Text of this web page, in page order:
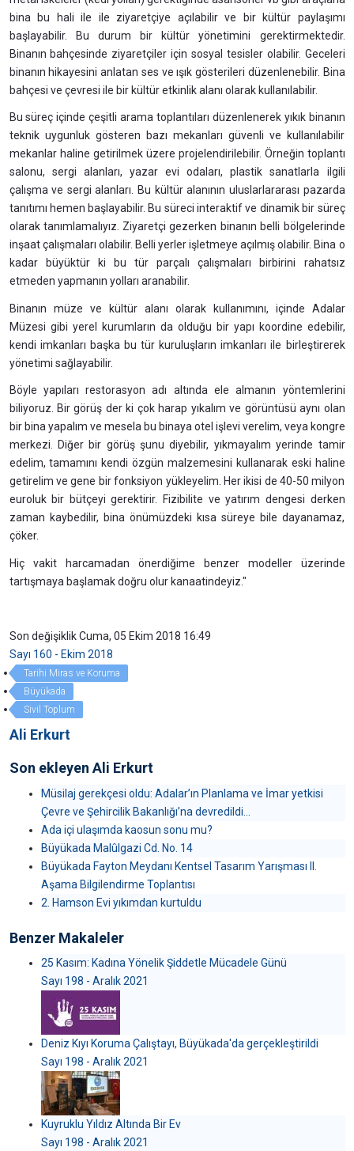
bina bu hali ile ile ziyaretçiye açılabilir ve bir kültür paylaşımı
başlayabilir. Bu durum bir kültür yönetimini gerektirmektedir.
Binanın bahçesinde ziyaretçiler için sosyal tesisler olabilir. Geceleri
binanın hikayesini anlatan ses ve ışık gösterileri düzenlenebilir. Bina
bahçesi ve çevresi ile bir kültür etkinlik alanı olarak kullanılabilir.
Bu süreç içinde çeşitli arama toplantıları düzenlenerek yıkık binanın
teknik uygunluk gösteren bazı mekanları güvenli ve kullanılabilir
mekanlar haline getirilmek üzere projelendirilebilir. Örneğin toplantı
salonu, sergi alanları, yazar evi odaları, plastik sanatlarla ilgili
çalışma ve sergi alanları. Bu kültür alanının uluslarlararası pazarda
tanıtımı hemen başlayabilir. Bu süreci interaktif ve dinamik bir süreç
olarak tanımlamalıyız. Ziyaretçi gezerken binanın belli bölgelerinde
inşaat çalışmaları olabilir. Belli yerler işletmeye açılmış olabilir. Bina o
kadar büyüktür ki bu tür parçalı çalışmaları birbirini rahatsız
etmeden yapmanın yolları aranabilir.
Binanın müze ve kültür alanı olarak kullanımını, içinde Adalar
Müzesi gibi yerel kurumların da olduğu bir yapı koordine edebilir,
kendi imkanları başka bu tür kuruluşların imkanları ile birleştirerek
yönetimi sağlayabilir.
Böyle yapıları restorasyon adı altında ele almanın yöntemlerini
biliyoruz. Bir görüş der ki çok harap yıkalım ve görüntüsü aynı olan
bir bina yapalım ve mesela bu binaya otel işlevi verelim, veya kongre
merkezi. Diğer bir görüş şunu diyebilir, yıkmayalım yerinde tamir
edelim, tamamını kendi özgün malzemesini kullanarak eski haline
getirelim ve gene bir fonksiyon yükleyelim. Her ikisi de 40-50 milyon
euroluk bir bütçeyi gerektirir. Fizibilite ve yatırım dengesi derken
zaman kaybedilir, bina önümüzdeki kısa süreye bile dayanamaz,
çöker.
Hiç vakit harcamadan önerdiğime benzer modeller üzerinde
tartışmaya başlamak doğru olur kanaatindeyiz."
Son değişiklik Cuma, 05 Ekim 2018 16:49
Sayı 160 - Ekim 2018
Tarihi Miras ve Koruma
Büyükada
Sivil Toplum
Ali Erkurt
Son ekleyen Ali Erkurt
Müsilaj gerekçesi oldu: Adalar’ın Planlama ve İmar yetkisi
Çevre ve Şehircilik Bakanlığı’na devredildi...
Ada içi ulaşımda kaosun sonu mu?
Büyükada Malûlgazi Cd. No. 14
Büyükada Fayton Meydanı Kentsel Tasarım Yarışması II.
Aşama Bilgilendirme Toplantısı
2. Hamson Evi yıkımdan kurtuldu
Benzer Makaleler
25 Kasım: Kadına Yönelik Şiddetle Mücadele Günü
Sayı 198 - Aralık 2021
Deniz Kıyı Koruma Çalıştayı, Büyükada'da gerçekleştirildi
Sayı 198 - Aralık 2021
Kuyruklu Yıldız Altında Bir Ev
Sayı 198 - Aralık 2021